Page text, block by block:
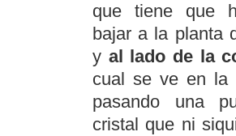
que tiene que
bajar a la planta
y al lado de la
cual se ve en la
pasando una
cristal que ni